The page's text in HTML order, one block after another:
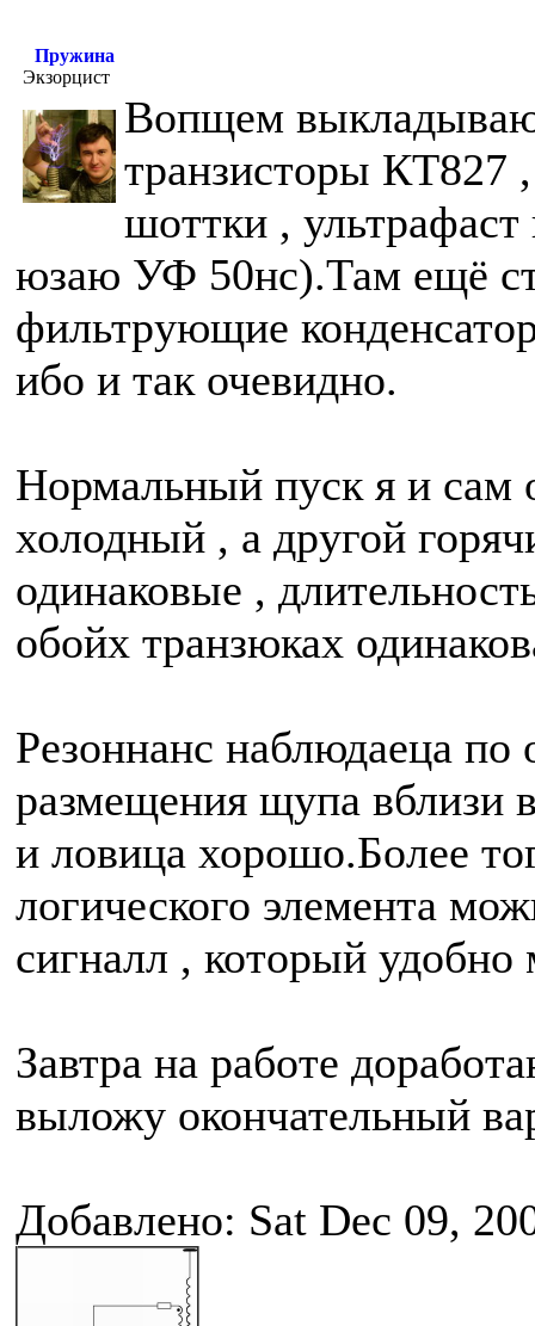
Пружина
Экзорцист
Вопщем
транзисторы
шоттки ,
юзаю УФ 50нс).Там ещё
фильтрующие
ибо и так очевидно.
Нормальный пуск я и сам
холодный , а другой
одинаковые ,
обойх транзюках
Резоннанс наблюдаеца по
размещения щупа вблизи
и ловица хорошо.Более
логического элемента
сигналл , который удобно
Завтра на работе
выложу окончательный
Добавлено: Sat Dec 09,